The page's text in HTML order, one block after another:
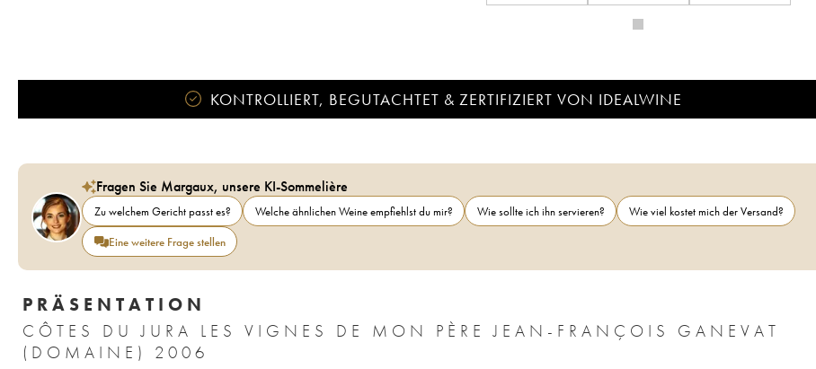
KONTROLLIERT, BEGUTACHTET & ZERTIFIZIERT VON IDEALWINE
Fragen Sie Margaux, unsere KI-Sommelière
Zu welchem Gericht passt es? Welche ähnlichen Weine empfiehlst du mir? Wie sollte ich ihn servieren?
Wie viel kostet mich der Versand?
Eine weitere Frage stellen
PRÄSENTATION
CÔTES DU JURA LES VIGNES DE MON PÈRE JEAN-FRANÇOIS GANEVAT
(DOMAINE) 2006